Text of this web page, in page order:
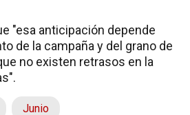
"esa anticipación depende
de la campaña y del grano de
no existen retrasos en la
Junio